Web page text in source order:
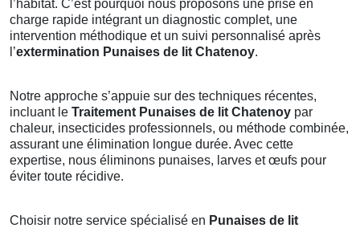
l’habitat. C’est pourquoi nous proposons une prise en
charge rapide intégrant un diagnostic complet, une
intervention méthodique et un suivi personnalisé après
l’extermination Punaises de lit Chatenoy.
Notre approche s’appuie sur des techniques récentes,
incluant le Traitement Punaises de lit Chatenoy par
chaleur, insecticides professionnels, ou méthode combinée,
assurant une élimination longue durée. Avec cette
expertise, nous éliminons punaises, larves et œufs pour
éviter toute récidive.
Choisir notre service spécialisé en Punaises de lit